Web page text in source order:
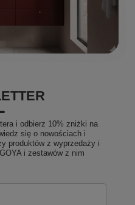
i odbierz 10% zniżki na
się o nowościach i
produktów z wyprzedaży i
i zestawów z nim